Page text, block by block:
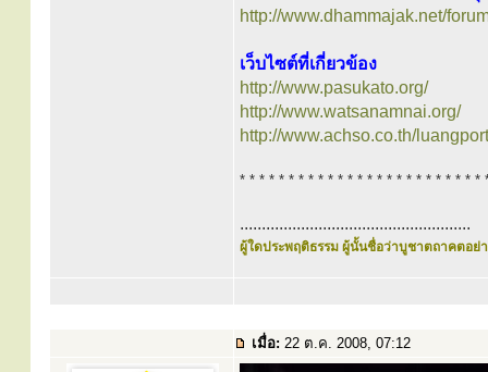
http://www.dhammajak.net/
เว็บไซต์ที่เกี่ยวข้อง
http://www.pasukato.org/
http://www.watsanamnai.org/
http://www.achso.co.th/
* * * * * * * * * * * * * * * * * * * * * * * * *
.....................................................
ผู้ใดประพฤติธรรม ผู้นั้นชื่อว่าบูชาตถาคตอย่า
เมื่อ: 22 ต.ค. 2008, 07:12